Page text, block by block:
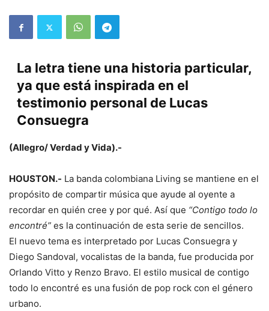
La letra tiene una historia particular,
ya que está inspirada en el
testimonio personal de Lucas
Consuegra
(Allegro/ Verdad y Vida).-
HOUSTON.- La banda colombiana Living se mantiene en el
propósito de compartir música que ayude al oyente a
recordar en quién cree y por qué. Así que “Contigo todo lo
encontré” es la continuación de esta serie de sencillos.
El nuevo tema es interpretado por Lucas Consuegra y
Diego Sandoval, vocalistas de la banda, fue producida por
Orlando Vitto y Renzo Bravo. El estilo musical de contigo
todo lo encontré es una fusión de pop rock con el género
urbano.